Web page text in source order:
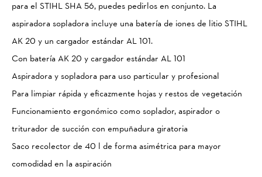
para el STIHL SHA 56, puedes pedirlos en conjunto. La
aspiradora sopladora incluye una batería de iones de litio STIHL
AK 20 y un cargador estándar AL 101.
Con batería AK 20 y cargador estándar AL 101
Aspiradora y sopladora para uso particular y profesional
Para limpiar rápida y eficazmente hojas y restos de vegetación
Funcionamiento ergonómico como soplador, aspirador o
triturador de succión con empuñadura giratoria
Saco recolector de 40 l de forma asimétrica para mayor
comodidad en la aspiración